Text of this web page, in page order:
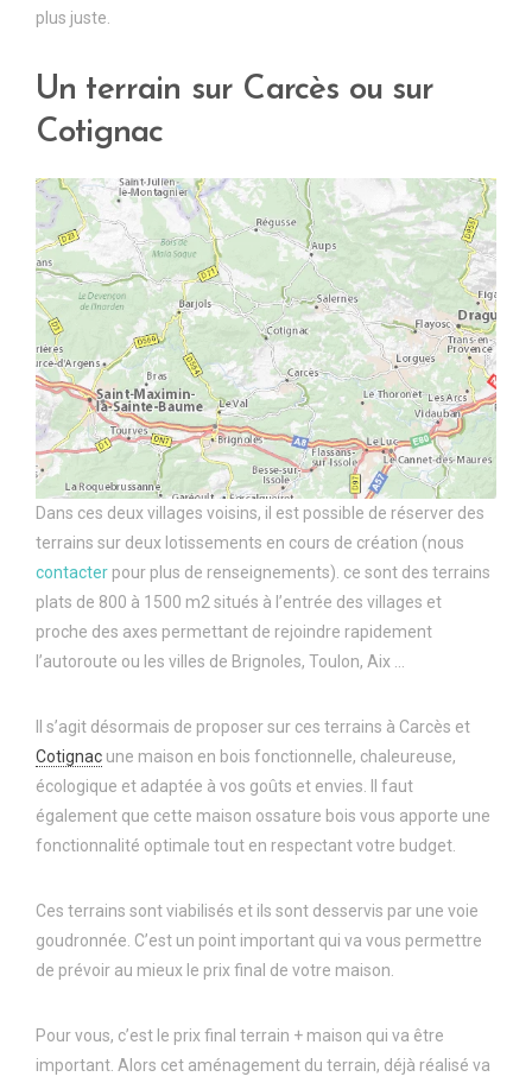
plus juste.
Un terrain sur Carcès ou sur
Cotignac
Dans ces deux villages voisins, il est possible de réserver des
terrains sur deux lotissements en cours de création (nous
contacter pour plus de renseignements). ce sont des terrains
plats de 800 à 1500 m2 situés à l’entrée des villages et
proche des axes permettant de rejoindre rapidement
l’autoroute ou les villes de Brignoles, Toulon, Aix …
Il s’agit désormais de proposer sur ces terrains à Carcès et
Cotignac une maison en bois fonctionnelle, chaleureuse,
écologique et adaptée à vos goûts et envies. Il faut
également que cette maison ossature bois vous apporte une
fonctionnalité optimale tout en respectant votre budget.
Ces terrains sont viabilisés et ils sont desservis par une voie
goudronnée. C’est un point important qui va vous permettre
de prévoir au mieux le prix final de votre maison.
Pour vous, c’est le prix final terrain + maison qui va être
important. Alors cet aménagement du terrain, déjà réalisé va